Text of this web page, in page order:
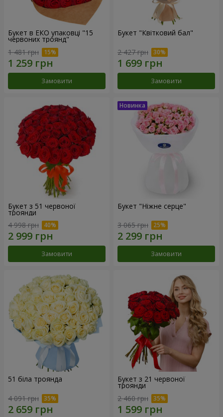
Букет в ЕКО упаковці "15
червоних троянд"
1 481 грн
Замовити
Букет "Квітковий бал"
2 427 грн
Замовити
Букет з 51 червоної
троянди
4 998 грн
Замовити
Букет "Ніжне серце"
3 065 грн
Замовити
51 біла троянда
4 091 грн
Букет з 21 червоної
троянди
2 460 грн